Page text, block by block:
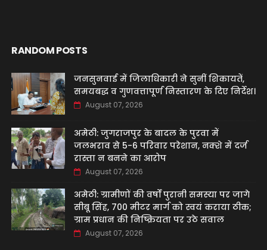
RANDOM POSTS
जनसुनवाई में जिलाधिकारी ने सुनीं शिकायतें,
समयबद्ध व गुणवत्तापूर्ण निस्तारण के दिए निर्देश।
August 07, 2026
अमेठी: जुगराजपुर के बादल के पुरवा में
जलभराव से 5-6 परिवार परेशान, नक्शे में दर्ज
रास्ता न बनने का आरोप
August 07, 2026
अमेठी: ग्रामीणों की वर्षों पुरानी समस्या पर जागे
सीबू सिंह, 700 मीटर मार्ग को स्वयं कराया ठीक;
ग्राम प्रधान की निष्क्रियता पर उठे सवाल
August 07, 2026